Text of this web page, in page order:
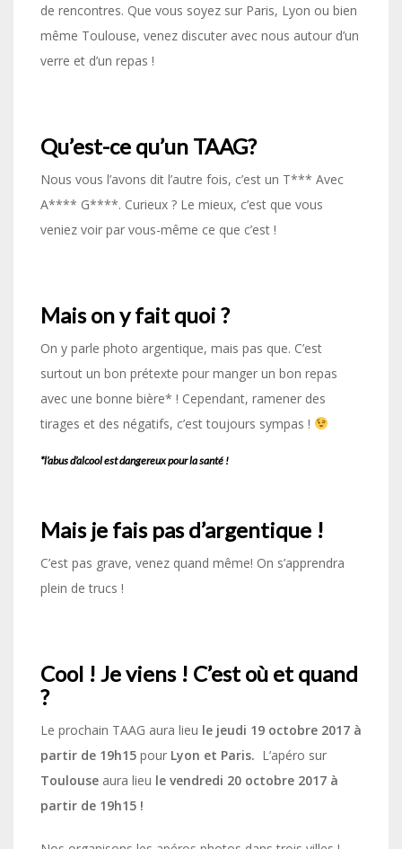
de rencontres. Que vous soyez sur Paris, Lyon ou bien
même Toulouse, venez discuter avec nous autour d’un
verre et d’un repas !
Qu’est-ce qu’un TAAG?
Nous vous l’avons dit l’autre fois, c’est un T*** Avec
A**** G****. Curieux ? Le mieux, c’est que vous
veniez voir par vous-même ce que c’est !
Mais on y fait quoi ?
On y parle photo argentique, mais pas que. C’est
surtout un bon prétexte pour manger un bon repas
avec une bonne bière* ! Cependant, ramener des
tirages et des négatifs, c’est toujours sympas !
*l’abus d’alcool est dangereux pour la santé !
Mais je fais pas d’argentique !
C’est pas grave, venez quand même! On s’apprendra
plein de trucs !
Cool ! Je viens ! C’est où et quand
?
Le prochain TAAG aura lieu le jeudi 19 octobre 2017 à
partir de 19h15 pour Lyon et Paris. L’apéro sur
Toulouse aura lieu le vendredi 20 octobre 2017 à
partir de 19h15 !